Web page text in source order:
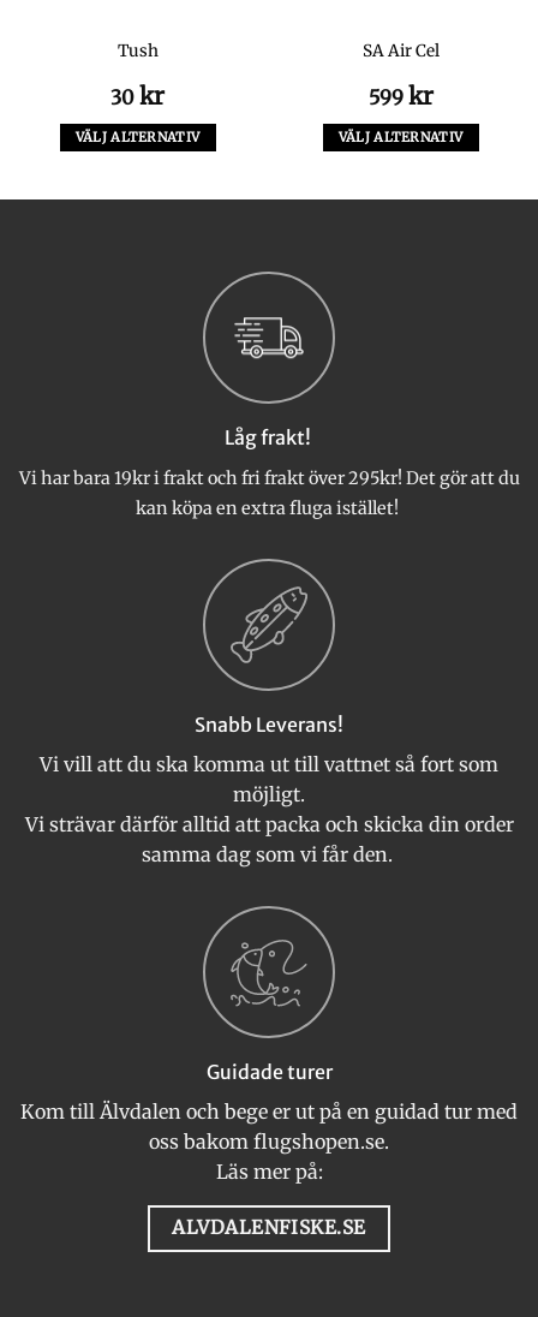
Tush
30 kr
VÄLJ ALTERNATIV
alternativen
produktsidan
SA Air Cel
599 kr
VÄLJ ALTERNATIV
produktsidan
Låg frakt!
Vi har bara 19kr i frakt och fri frakt över 295kr! Det gör att du
kan köpa en extra fluga istället!
Snabb Leverans!
Vi vill att du ska komma ut till vattnet så fort som
möjligt.
Vi strävar därför alltid att packa och skicka din order
samma dag som vi får den.
Guidade turer
Kom till Älvdalen och bege er ut på en guidad tur med
oss bakom flugshopen.se.
Läs mer på:
ALVDALENFISKE.SE